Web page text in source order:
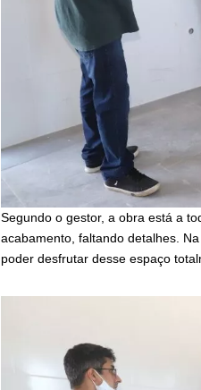
Segundo o gestor, a obra está a
acabamento, faltando detalhes.
poder desfrutar desse espaço